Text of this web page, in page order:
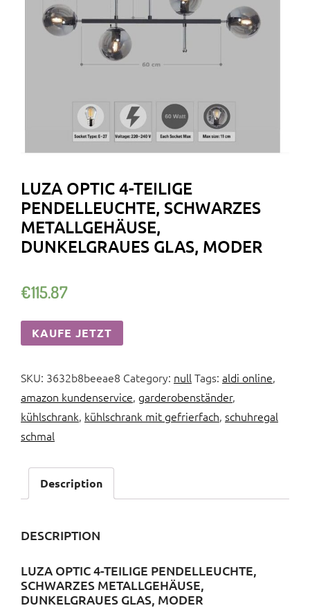
LUZA OPTIC 4-TEILIGE
PENDELLEUCHTE, SCHWARZES
METALLGEHÄUSE,
DUNKELGRAUES GLAS, MODER
€115.87
KAUFE JETZT
SKU: 3632b8beeae8 Category: null Tags: aldi online,
amazon kundenservice, garderobenständer,
kühlschrank, kühlschrank mit gefrierfach, schuhregal
schmal
Description
DESCRIPTION
LUZA OPTIC 4-TEILIGE PENDELLEUCHTE,
SCHWARZES METALLGEHÄUSE,
DUNKELGRAUES GLAS, MODER